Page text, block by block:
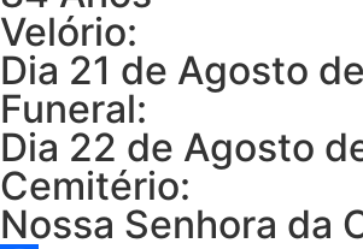
Velório:
Dia 21 de Agosto
Funeral:
Dia 22 de Agosto
Cemitério:
Nossa Senhora da